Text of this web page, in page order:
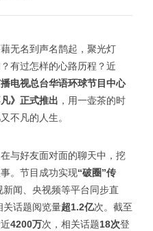
无名到声名鹊起，聚光灯
有过怎样的心路历程？近
电视总台华语环球节目中心
》正式推出 ，用一壶茶的时
不凡的人生。
与好友面对面的聊天中，挖
。节目成功实现“破圈”传
闻、央视频等平台同步直
关话题阅览量超1.2亿次。截至
4200万次，相关话题18次登